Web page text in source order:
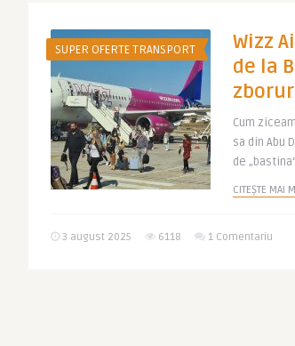
SUPER OFERTE TRANSPORT
Wizz
de la
Cum
sa din Abu
de
CITEȘTE MAI
3 august 2025 6118 1 Comentariu